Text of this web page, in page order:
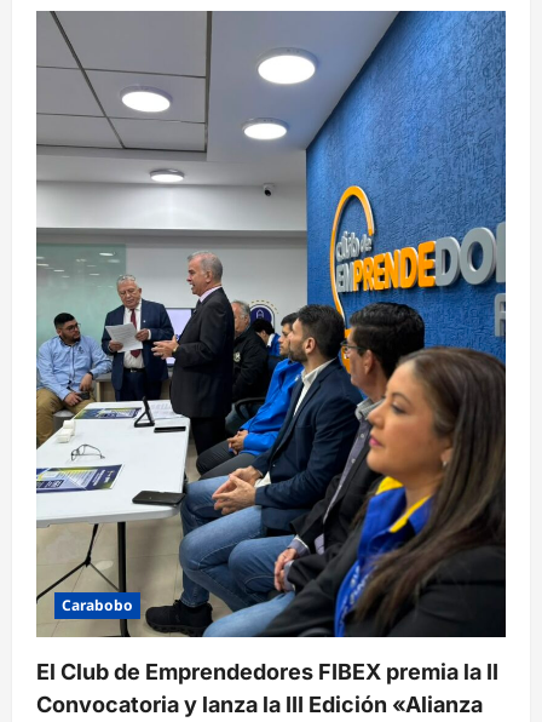
Carabobo
El Club de Emprendedores FIBEX premia la II
Convocatoria y lanza la III Edición «Alianza